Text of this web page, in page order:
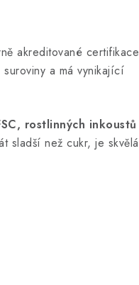
akreditované certifikace
a má vynikající
rostlinných inkoustů
sladší než cukr, je skvělá